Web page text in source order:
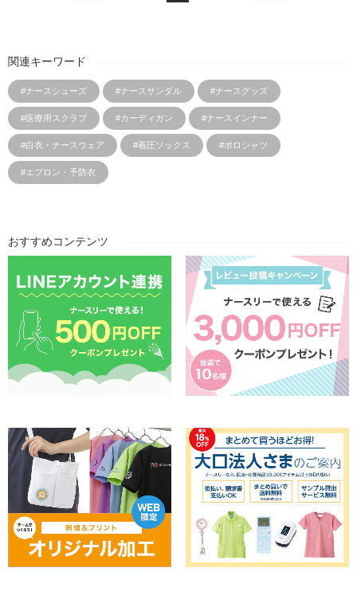
関連キーワード
#ナースシューズ #ナースサンダル #ナースグッズ
#医療用スクラブ #カーディガン #ナースインナー
#白衣・ナースウェア #着圧ソックス #ポロシャツ
#エプロン・予防衣
おすすめコンテンツ